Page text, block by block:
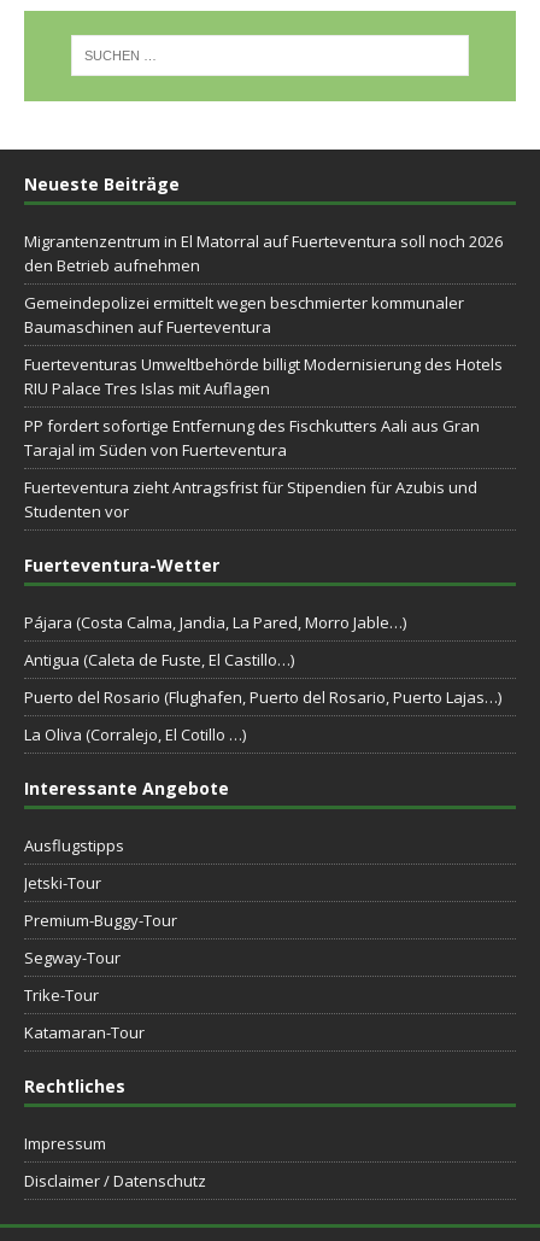
Neueste Beiträge
Migrantenzentrum in El Matorral auf Fuerteventura soll noch 2026
den Betrieb aufnehmen
Gemeindepolizei ermittelt wegen beschmierter kommunaler
Baumaschinen auf Fuerteventura
Fuerteventuras Umweltbehörde billigt Modernisierung des Hotels
RIU Palace Tres Islas mit Auflagen
PP fordert sofortige Entfernung des Fischkutters Aali aus Gran
Tarajal im Süden von Fuerteventura
Fuerteventura zieht Antragsfrist für Stipendien für Azubis und
Studenten vor
Fuerteventura-Wetter
Pájara (Costa Calma, Jandia, La Pared, Morro Jable…)
Antigua (Caleta de Fuste, El Castillo…)
Puerto del Rosario (Flughafen, Puerto del Rosario, Puerto Lajas…)
La Oliva (Corralejo, El Cotillo …)
Interessante Angebote
Ausflugstipps
Jetski-Tour
Premium-Buggy-Tour
Segway-Tour
Trike-Tour
Katamaran-Tour
Rechtliches
Impressum
Disclaimer / Datenschutz